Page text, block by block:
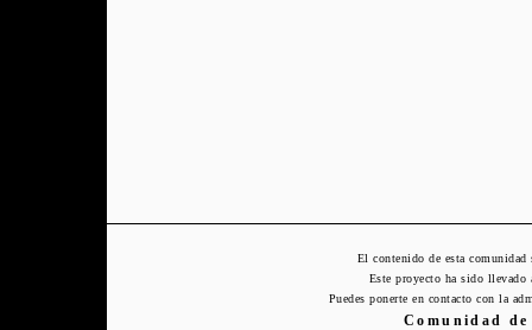
El contenido de esta
Este proyecto ha sido
Puedes ponerte en contacto con la
Comunidad